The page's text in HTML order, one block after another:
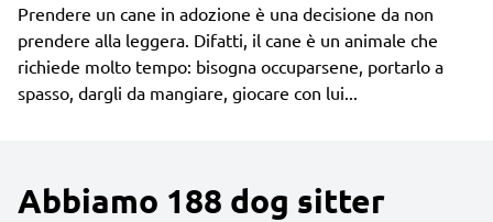
Prendere un cane in adozione è una decisione da non
prendere alla leggera. Difatti, il cane è un animale che
richiede molto tempo: bisogna occuparsene, portarlo a
spasso, dargli da mangiare, giocare con lui...
Abbiamo 188 dog sitter